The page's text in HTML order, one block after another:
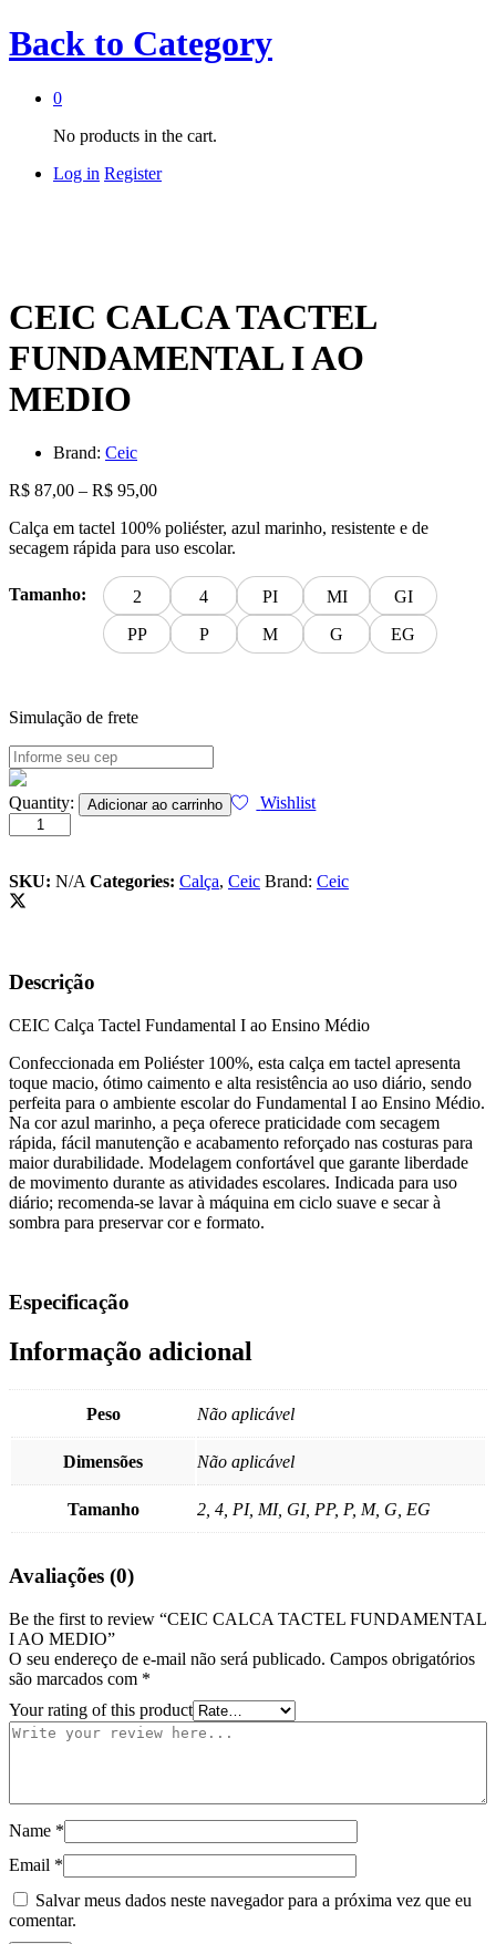
Back to Category
0
No products in the cart.
Log in Register
CEIC CALCA TACTEL
FUNDAMENTAL I AO
MEDIO
Brand: Ceic
R$ 87,00 – R$ 95,00Faixa
preço:
R$ 87,00
R$ 95,00
Calça em tactel 100% poliéster, azul marinho, resistente e de
secagem rápida para uso escolar.
Tamanho: 2 4 PI MI
GI
PP
P M G EG
Simulação de frete
CEIC
CALCA
TACTEL
I
AO
Quantity: Adicionar ao carrinho Wishlist
SKU: N/A Categories: Calça, Ceic Brand: Ceic
Descrição
CEIC Calça Tactel Fundamental I ao Ensino Médio
Confeccionada em Poliéster 100%, esta calça em tactel apresenta
toque macio, ótimo caimento e alta resistência ao uso diário, sendo
perfeita para o ambiente escolar do Fundamental I ao Ensino Médio.
Na cor azul marinho, a peça oferece praticidade com secagem
rápida, fácil manutenção e acabamento reforçado nas costuras para
maior durabilidade. Modelagem confortável que garante liberdade
de movimento durante as atividades escolares. Indicada para uso
diário; recomenda-se lavar à máquina em ciclo suave e secar à
sombra para preservar cor e formato.
Especificação
Informação adicional
Peso Não aplicável
Dimensões Não aplicável
Tamanho 2, 4, PI, MI, GI, PP, P, M, G, EG
Avaliações (0)
Be the first to review “CEIC CALCA TACTEL FUNDAMENTAL
I AO MEDIO”
O seu endereço de e-mail não será publicado. Campos obrigatórios
são marcados com *
Your rating of this product
Name *
Email *
Salvar meus dados neste navegador para a próxima vez que eu
comentar.